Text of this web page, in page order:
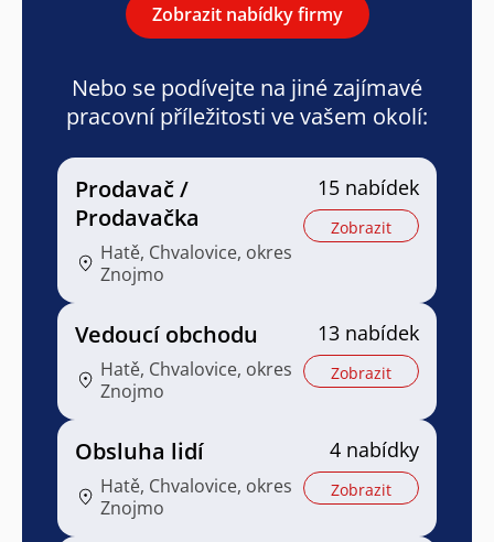
Zobrazit nabídky firmy
Nebo se podívejte na jiné zajímavé
pracovní příležitosti ve vašem okolí:
Prodavač /
Prodavačka
Hatě, Chvalovice, okres
Znojmo
15 nabídek
Zobrazit
Vedoucí obchodu
Hatě, Chvalovice, okres
Znojmo
13 nabídek
Zobrazit
Obsluha lidí
Hatě, Chvalovice, okres
Znojmo
4 nabídky
Zobrazit